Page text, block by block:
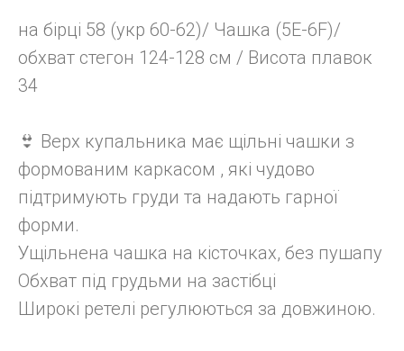
на бірці 58 (укр 60-62)/ Чашка (5E-6F)/
обхват стегон 124-128 см / Висота плавок
34
👙 Верх купальника має щільні чашки з
формованим каркасом , які чудово
підтримують груди та надають гарної
форми.
Ущільнена чашка на кісточках, без пушапу
Обхват під грудьми на застібці
Широкі ретелі регулюються за довжиною.